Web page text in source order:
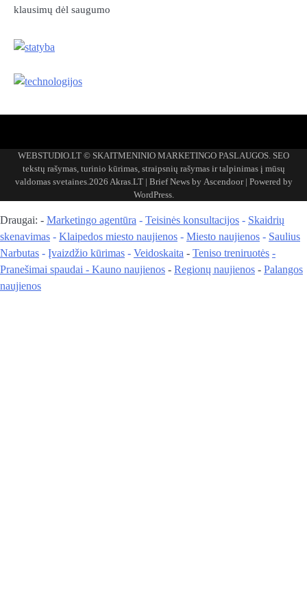
klausimų dėl saugumo
–
tai
žemės
ploto
matavimo
vienetas-
WEBSTUDIO.LT © SKAITMENINIO MARKETINGO PASLAUGOS. SEO
tekstų rašymas, turinio kūrimas, straipsnių rašymas ir talpinimas į mūsų
valdomas svetaines.2026 Akras.LT| Brief News by Ascendoor| Powered by
WordPress.
Draugai: - Marketingo agentūra - Teisinės konsultacijos - Skaidrių
skenavimas - Klaipedos miesto naujienos - Miesto naujienos - Saulius
Narbutas - Įvaizdžio kūrimas - Veidoskaita - Teniso treniruotės -
Pranešimai spaudai - Kauno naujienos - Regionų naujienos - Palangos
naujienos